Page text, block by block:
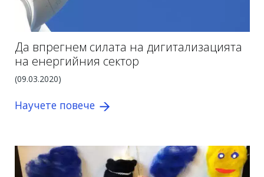
Да впрегнем силата на дигитализацията
на енергийния сектор
(09.03.2020)
Научете повече